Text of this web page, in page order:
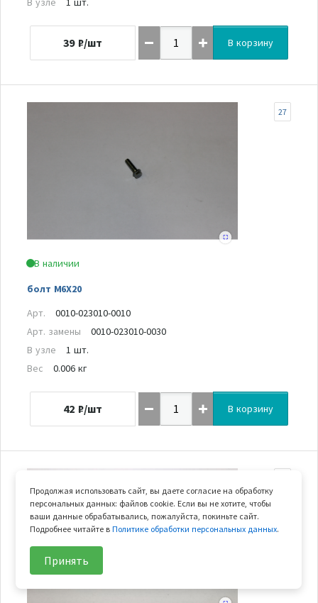
39 ₽/шт В корзину
В наличии
болт M6X20
27
Арт.
0010-023010-0010
Арт. замены
0010-023010-0030
В узле
1 шт.
Вес
0.006 кг
42 ₽/шт В корзину
Продолжая использовать сайт, вы даете согласие на обработку
персональных данных: файлов cookie. Если вы не хотите, чтобы
ваши данные обрабатывались, пожалуйста, покиньте сайт.
Подробнее читайте вПолитике обработки персональных данных.
Принять